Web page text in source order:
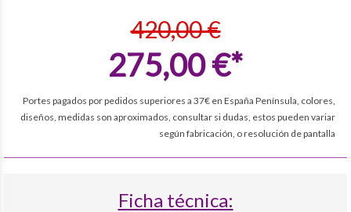
420,00 €
275,00 €*
Portes pagados por pedidos superiores a 37€ en España Península, colores,
diseños, medidas son aproximados, consultar si dudas, estos pueden variar
según fabricación, o resolución de pantalla
Ficha técnica: